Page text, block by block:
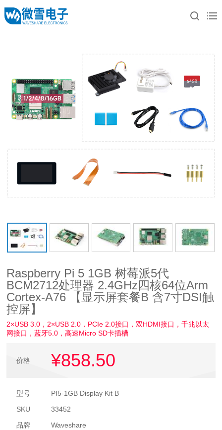
Raspberry Pi 5 1GB 树莓派5代
BCM2712处理器 2.4GHz四核64位Arm
Cortex-A76 【显示屏套餐B 含7寸DSI触
控屏】
2×USB 3.0，2×USB 2.0，PCIe 2.0接口，双HDMI接口，千兆以太
网接口，蓝牙5.0，高速Micro SD卡插槽
价格 ¥858.50
型号
PI5-1GB Display Kit B
SKU
33452
品牌
Waveshare